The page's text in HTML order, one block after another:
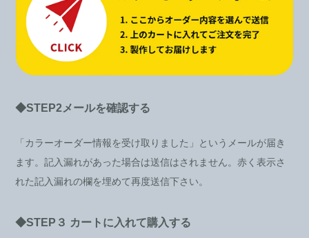
◆STEP2メールを確認する
「カラーオーダー情報を受け取りました」というメールが届き
ます。記入漏れがあった場合は送信はされません。赤く表示さ
れた記入漏れの欄を埋めて再度送信下さい。
◆STEP３ カートに入れて購入する